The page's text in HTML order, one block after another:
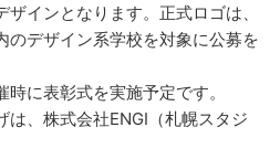
インとなります。正式ロゴは、
のデザイン系学校を対象に公募を
に表彰式を実施予定です。
は、株式会社ENGI（札幌スタジ